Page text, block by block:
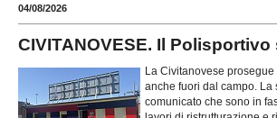
04/08/2026
CIVITANOVESE. Il
La Civitanovese
anche fuori dal campo. La
comunicato che sono in